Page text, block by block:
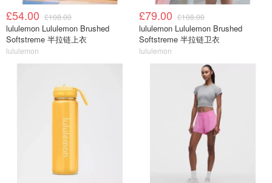
£54.00 £108.00
lululemon Lululemon Brushed
Softstreme 半拉链上衣
lululemon
£79.00 £108.00
lululemon Lululemon Brushed
Softstreme 半拉链卫衣
lululemon